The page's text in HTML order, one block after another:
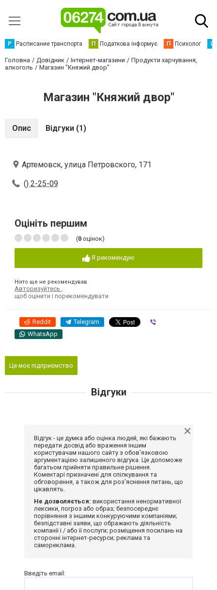
Р Расписание транспорта П Податкова інформує П Психолог С
Головна Довідник Інтернет-магазини
Продукти харчування,
алкоголь
Магазин "Княжий двор"
Магазин "Княжий двор"
Опис Відгуки (1)
Артемовск, улица Петровского, 171
() 2-25-09
Оцініть першим
(0 оцінок)
Я рекомендую
Ніхто ще не рекомендував
Авторизуйтесь
щоб оцінити і порекомендувати
Reddit Telegram
WhatsApp
Це моє підприємство
Відгуки
Відгук - це думка або оцінка людей, які бажають
передати досвід або враження іншим
користувачам нашого сайту з обов'язковою
аргументацією залишеного відгука. Це допоможе
багатьом прийняти правильне рішення.
Коментарі призначені для спілкування та
обговорення, а також для роз'яснення питань, що
цікавлять.
Не дозволяється: використання ненормативної
лексики, погроз або образ; безпосереднє
порівняння з іншими конкуруючими компаніями;
безпідставні заяви, що ображають діяльність
компанії і / або її послуги; розміщення посилань на
сторонні інтернет-ресурси; реклама та
самореклама.
Введіть email: